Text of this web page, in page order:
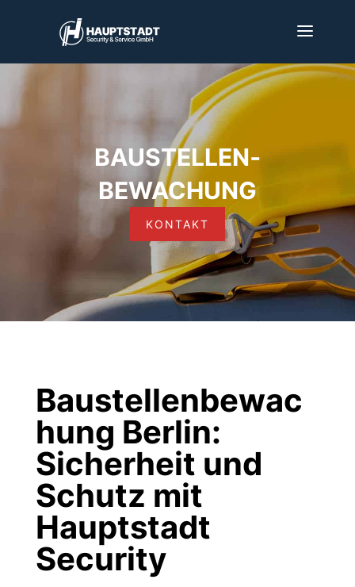
BAUSTELLEN­
BEWACHUNG
KONTAKT
Baustellenbewac
hung Berlin:
Sicherheit und
Schutz mit
Hauptstadt
Security